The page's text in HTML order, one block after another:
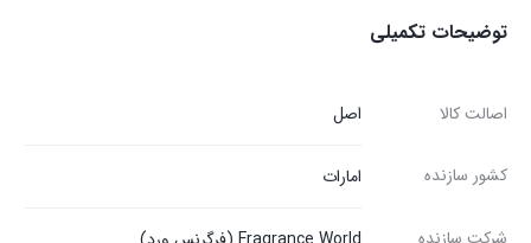
توضیحات تکمیلی
اصالت کالا اصل
کشور سازنده امارات